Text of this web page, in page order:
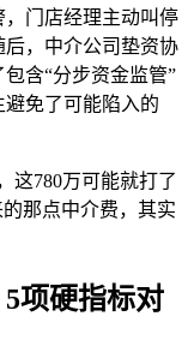
门店经理主动叫停
，中介公司垫资协
含“分步资金监管”
免了可能陷入的
这780万可能就打了
那点中介费，其实
项硬指标对